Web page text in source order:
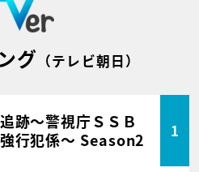
グ （テレビ朝日）
跡～警視庁ＳＳＢ
行犯係～ Season2
1